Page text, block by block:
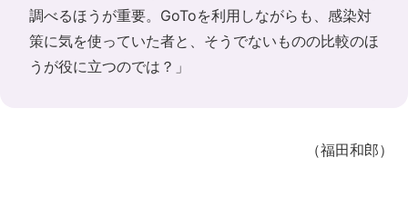
調べるほうが重要。GoToを利用しながらも、感染対
策に気を使っていた者と、そうでないものの比較のほ
うが役に立つのでは？」
（福田和郎）